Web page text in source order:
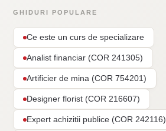
GHIDURI POPULARE
Ce este un curs de specializare
Analist financiar (COR 241305)
Artificier de mina (COR 754201)
Designer florist (COR 216607)
Expert achizitii publice (COR 242116)